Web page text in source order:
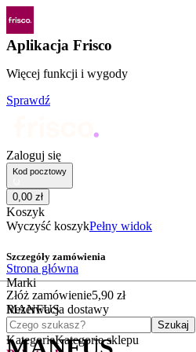
Aplikacja Frisco
Więcej funkcji i wygody
Sprawdź
Zaloguj się
Kod pocztowy
0,00 zł
Koszyk
Wyczyść koszykPełny widok
Szczegóły zamówienia
Złóż zamówienie5,90 zł
Rezerwacja dostawy
Czego szukasz?
Szukaj
KategorieKategorie sklepu
Strona główna
Marki
MANFUS